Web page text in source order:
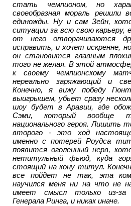
стать чемпионом, но
своеобразная мораль решили
единожды. Ну и сам Зейн,
ситуации за всю свою карьеру,
от него отворачиваются
исправить, и хочет искренне,
он становится главным
того не желая. В этой
к своему чемпионскому
нереально заряжающий и
Конечно, я вижу победу
выигрышем, убьет сразу
шоу будет в Аравии, где
Сэми, который вообще
национального героя. Лишить
второго - это ход
именно с потерей Роудса
появится оголенный нерв,
нетитульный фьюд, куда
стоящий на кону титул.
все пойдет не так, эта
научился меня ни на что не
имеет смысл только из-за
Генерала Ринга, и никак иначе.